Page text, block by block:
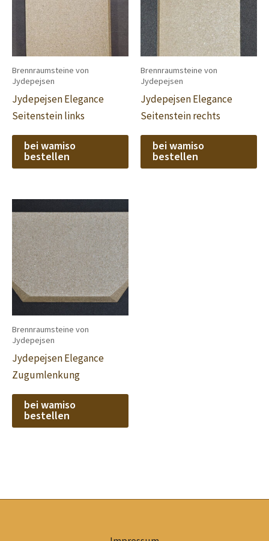
Brennraumsteine von
Jydepejsen
Jydepejsen Elegance
Seitenstein links
bei wamiso
bestellen
Brennraumsteine von
Jydepejsen
Jydepejsen Elegance
Seitenstein rechts
bei wamiso
bestellen
Brennraumsteine von
Jydepejsen
Jydepejsen Elegance
Zugumlenkung
bei wamiso
bestellen